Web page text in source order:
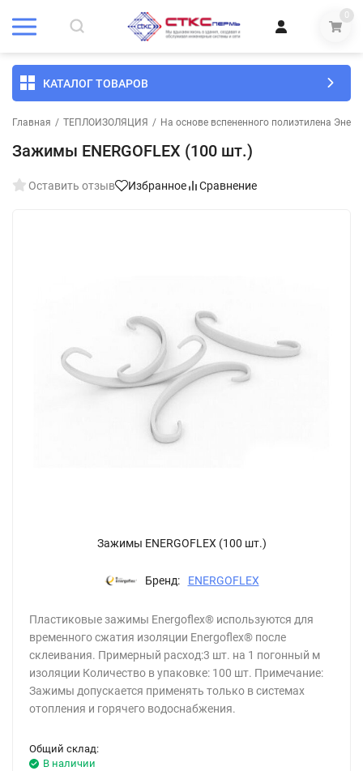
0
КАТАЛОГ ТОВАРОВ
Главная / ТЕПЛОИЗОЛЯЦИЯ / На основе вспененного полиэтилена
Зажимы ENERGOFLEX (100 шт.)
Оставить отзыв Избранное Сравнение
Зажимы ENERGOFLEX (100 шт.)
Бренд: ENERGOFLEX
Пластиковые зажимы Energoflex® используются для
временного сжатия изоляции Energoflex® после
склеивания. Примерный расход:3 шт. на 1 погонный м
изоляции Количество в упаковке: 100 шт. Примечание:
Зажимы допускается применять только в системах
отопления и горячего водоснабжения.
Общий склад:
В наличии